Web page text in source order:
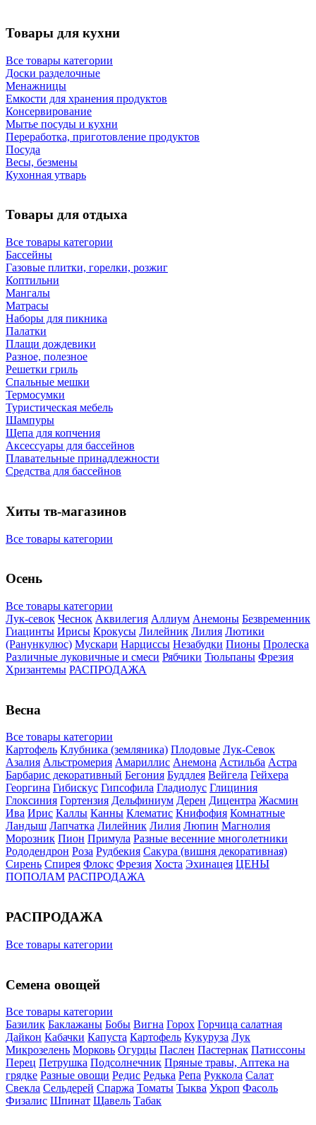
Товары для кухни
Все товары категории
Доски разделочные
Менажницы
Емкости для хранения продуктов
Консервирование
Мытье посуды и кухни
Переработка, приготовление продуктов
Посуда
Весы, безмены
Кухонная утварь
Товары для отдыха
Все товары категории
Бассейны
Газовые плитки, горелки, розжиг
Коптильни
Мангалы
Матрасы
Наборы для пикника
Палатки
Плащи дождевики
Разное, полезное
Решетки гриль
Спальные мешки
Термосумки
Туристическая мебель
Шампуры
Щепа для копчения
Аксессуары для бассейнов
Плавательные принадлежности
Средства для бассейнов
Хиты тв-магазинов
Все товары категории
Осень
Все товары категории
Лук-севок Чеснок Аквилегия Аллиум Анемоны Безвременник
Гиацинты Ирисы Крокусы Лилейник Лилия Лютики
(Ранункулюс) Мускари Нарцисcы Незабудки Пионы Пролеска
Различные луковичные и смеси Рябчики Тюльпаны Фрезия
Хризантемы РАСПРОДАЖА
Весна
Все товары категории
Картофель Клубника (земляника) Плодовые Лук-Севок
Азалия Альстромерия Амариллис Анемона Астильба Астра
Барбарис декоративный Бегония Буддлея Вейгела Гейхера
Георгина Гибискус Гипсофила Гладиолус Глициния
Глоксиния Гортензия Дельфиниум Дерен Дицентра Жасмин
Ива Ирис Каллы Канны Клематис Книфофия Комнатные
Ландыш Лапчатка Лилейник Лилия Люпин Магнолия
Морозник Пион Примула Разные весенние многолетники
Рододендрон Роза Рудбекия Сакура (вишня декоративная)
Сирень Спирея Флокс Фрезия Хоста Эхинацея ЦЕНЫ
ПОПОЛАМ РАСПРОДАЖА
РАСПРОДАЖА
Все товары категории
Семена овощей
Все товары категории
Базилик Баклажаны Бобы Вигна Горох Горчица салатная
Дайкон Кабачки Капуста Картофель Кукуруза Лук
Микрозелень Морковь Огурцы Паслен Пастернак Патиссоны
Перец Петрушка Подсолнечник Пряные травы, Аптека на
грядке Разные овощи Редис Редька Репа Руккола Салат
Свекла Сельдерей Спаржа Томаты Тыква Укроп Фасоль
Физалис Шпинат Щавель Табак